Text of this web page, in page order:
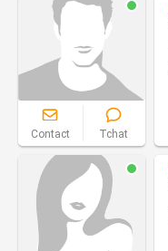
Contact Tchat